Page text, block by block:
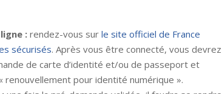
: rendez-vous sur le site officiel de France
sécurisés. Après vous être connecté, vous devrez
de carte d’identité et/ou de passeport et
pour identité numérique ».